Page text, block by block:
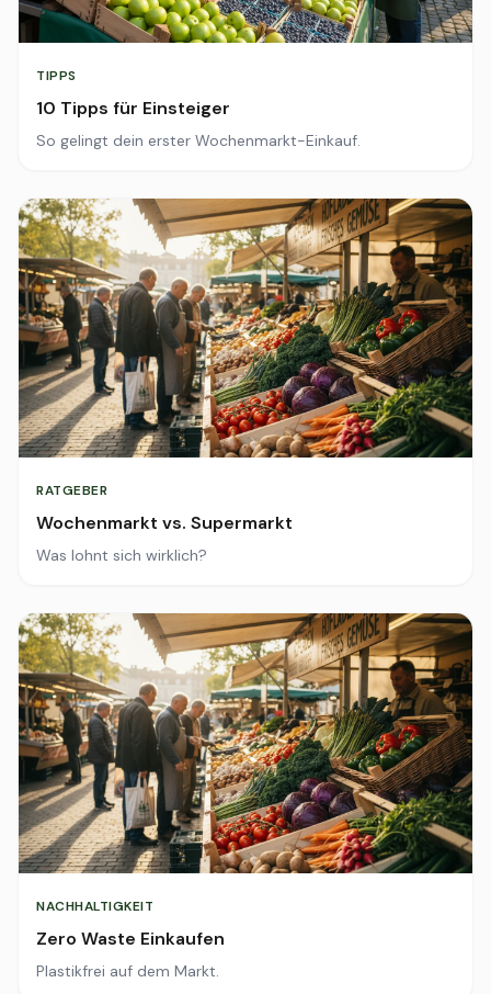
TIPPS
10 Tipps für Einsteiger
So gelingt dein erster Wochenmarkt-Einkauf.
RATGEBER
Wochenmarkt vs. Supermarkt
Was lohnt sich wirklich?
NACHHALTIGKEIT
Zero Waste Einkaufen
Plastikfrei auf dem Markt.